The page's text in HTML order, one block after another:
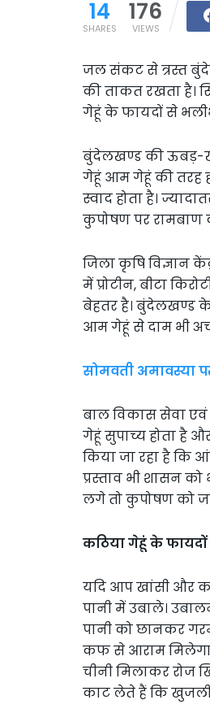
14
SHARES
176
VIEWS
जल संकट से त्रस्त
की ताकत रखता है।
गेहूं के फायदों से
बुंदेलखण्ड की ऊबड़-
गेहूं आम गेहूं की तरह
स्वाद होता है।
कुपोषण पर रामबाण
जिला कृषि विज्ञान
में प्रोटीन, बीटा
बेहतर है। बुंदेलखण्ड
आम गेहूं से दाम भी
सोमवती अमावस्या
बाल विकास सेवा एवं
गेहूं सुपाच्य होता है
किया जा रहा है कि
प्रस्ताव भी शासन
लगे तो कुपोषण को
कठिया गेहूं के
यदि आप खांसी और
पानी में उबाले।
पानी को छानकर
कफ से आराम
चीनी मिलाकर रोज
काट लेते हैं कि खुजली